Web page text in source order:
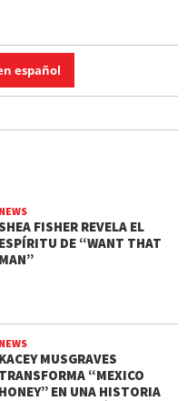
español
NEWS
FISHER REVELA EL
ESPÍRITU DE “WANT THAT
MAN”
NEWS
KACEY MUSGRAVES
TRANSFORMA “MEXICO
HONEY” EN UNA HISTORIA